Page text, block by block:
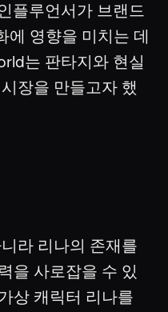
플루언서가 브랜드
에 영향을 미치는 데
는 판타지와 현실
장을 만들고자 했
라 리나의 존재를
을 사로잡을 수 있
상 캐릭터 리나를